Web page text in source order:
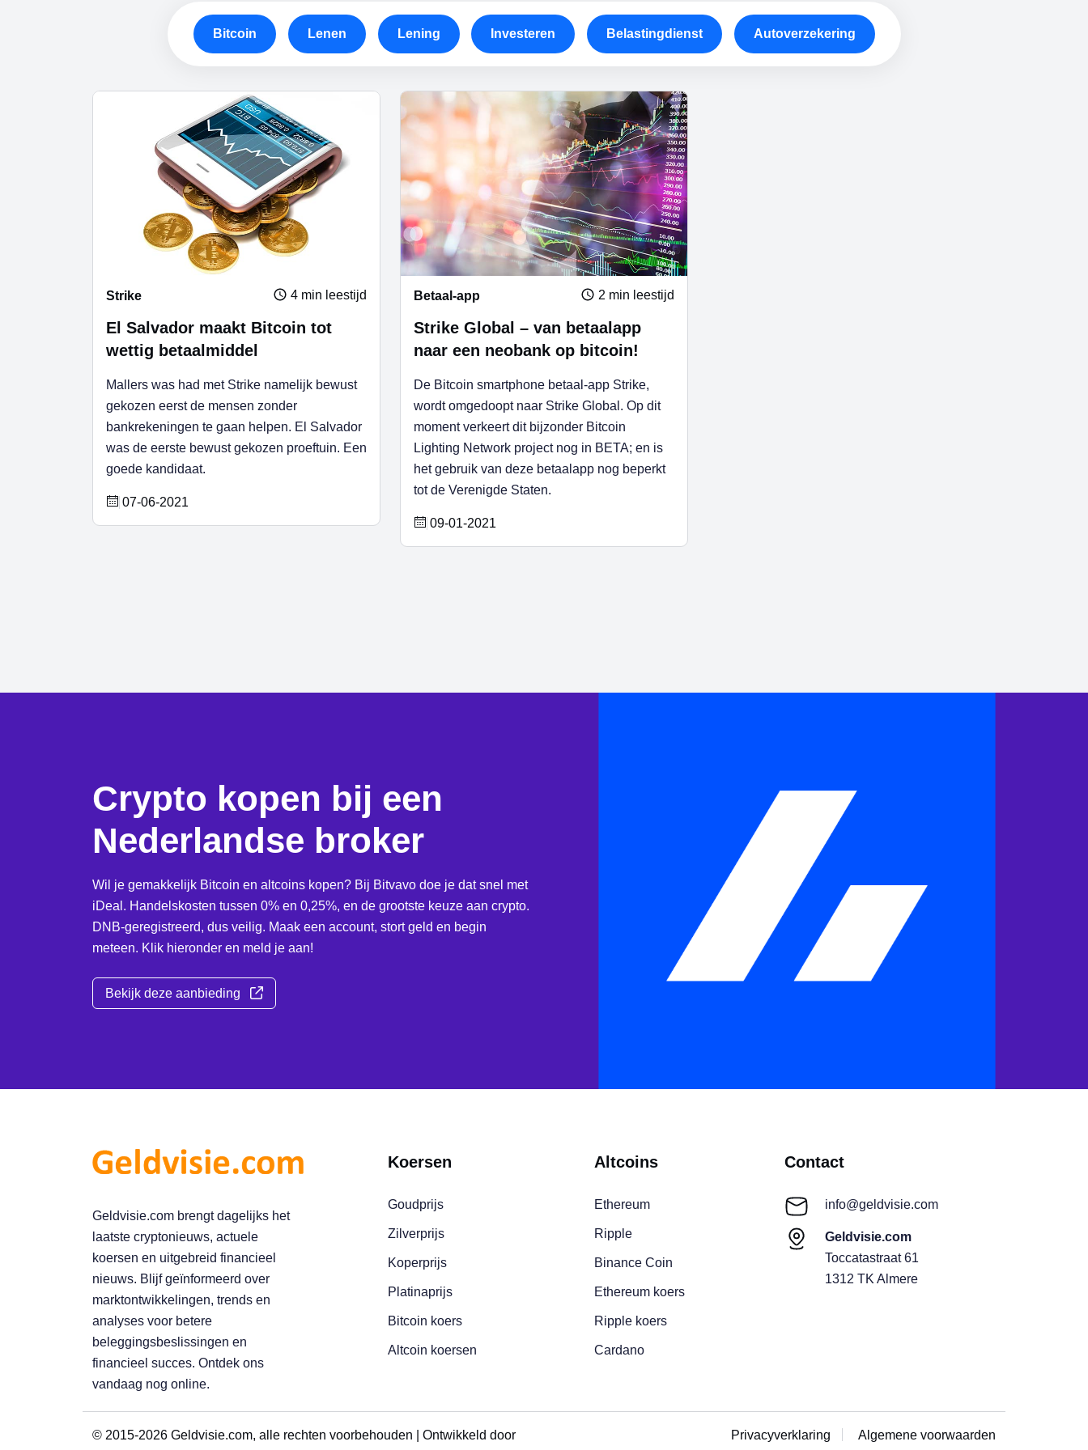
Bitcoin Lenen Lening Investeren Belastingdienst Autoverzekering
Strike 4 min leestijd
El Salvador maakt Bitcoin tot
wettig betaalmiddel
Mallers was had met Strike namelijk bewust
gekozen eerst de mensen zonder
bankrekeningen te gaan helpen. El Salvador
was de eerste bewust gekozen proeftuin. Een
goede kandidaat.
07-06-2021
Betaal-app 2 min leestijd
Strike Global – van betaalapp
naar een neobank op bitcoin!
De Bitcoin smartphone betaal-app Strike,
wordt omgedoopt naar Strike Global. Op dit
moment verkeert dit bijzonder Bitcoin
Lighting Network project nog in BETA; en is
het gebruik van deze betaalapp nog beperkt
tot de Verenigde Staten.
09-01-2021
Crypto kopen bij een
Nederlandse broker
Wil je gemakkelijk Bitcoin en altcoins kopen? Bij Bitvavo doe je dat snel met
iDeal. Handelskosten tussen 0% en 0,25%, en de grootste keuze aan crypto.
DNB-geregistreerd, dus veilig. Maak een account, stort geld en begin
meteen. Klik hieronder en meld je aan!
Bekijk deze aanbieding
Geldvisie.com brengt dagelijks het
laatste cryptonieuws, actuele
koersen en uitgebreid financieel
nieuws. Blijf geïnformeerd over
marktontwikkelingen, trends en
analyses voor betere
beleggingsbeslissingen en
financieel succes. Ontdek ons
vandaag nog online.
Koersen
Goudprijs
Zilverprijs
Koperprijs
Platinaprijs
Bitcoin koers
Altcoin koersen
Altcoins
Ethereum
Ripple
Binance Coin
Ethereum koers
Ripple koers
Cardano
Contact
info@geldvisie.com
Geldvisie.com
Toccatastraat 61
1312 TK Almere
© 2015-2026 Geldvisie.com, alle rechten voorbehouden | Ontwikkeld door
Privacyverklaring Algemene voorwaarden